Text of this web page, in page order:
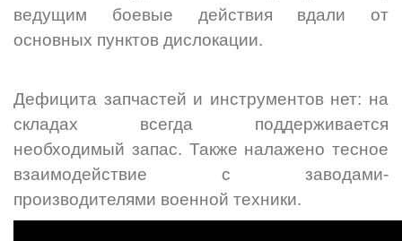
ведущим боевые действия вдали от
основных пунктов дислокации.
Дефицита запчастей и инструментов нет: на
складах всегда поддерживается
необходимый запас. Также налажено тесное
взаимодействие с заводами-
производителями военной техники.